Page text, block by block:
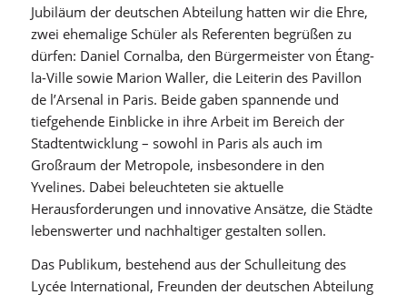
Jubiläum der deutschen Abteilung hatten wir die Ehre,
zwei ehemalige Schüler als Referenten begrüßen zu
dürfen: Daniel Cornalba, den Bürgermeister von Étang-
la-Ville sowie Marion Waller, die Leiterin des Pavillon
de l’Arsenal in Paris. Beide gaben spannende und
tiefgehende Einblicke in ihre Arbeit im Bereich der
Stadtentwicklung – sowohl in Paris als auch im
Großraum der Metropole, insbesondere in den
Yvelines. Dabei beleuchteten sie aktuelle
Herausforderungen und innovative Ansätze, die Städte
lebenswerter und nachhaltiger gestalten sollen.
Das Publikum, bestehend aus der Schulleitung des
Lycée International, Freunden der deutschen Abteilung